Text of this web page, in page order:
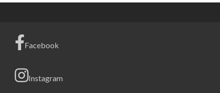
Facebook
Instagram